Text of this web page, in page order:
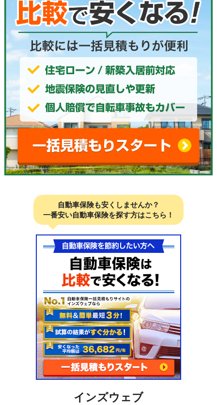
自動車保険も安くしませんか？
一番安い自動車保険を探す方はこちら！
インズウェブ